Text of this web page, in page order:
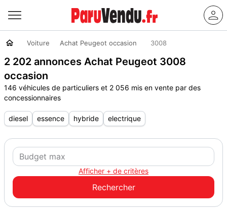
Voiture Achat Peugeot occasion 3008
2 202 annonces Achat Peugeot 3008
occasion
146 véhicules de particuliers et 2 056 mis en vente par des
concessionnaires
diesel essence hybride electrique
Afficher + de critères